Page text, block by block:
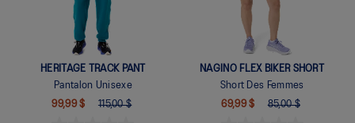
HERITAGE TRACK PANT
Pantalon Unisexe
99,99 $
115,00 $
NAGINO FLEX BIKER SHORT
Short Des Femmes
69,99 $
85,00 $